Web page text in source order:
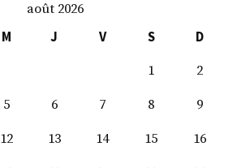
août 2026
M J V S
D
1
2
5 6 7 8
9
12 13 14 15
16